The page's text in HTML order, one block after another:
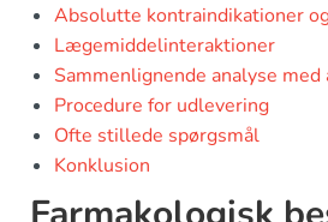
Absolutte kontraindikationer
Lægemiddelinteraktioner
Sammenlignende analyse
Procedure for udlevering
Ofte stillede spørgsmål
Konklusion